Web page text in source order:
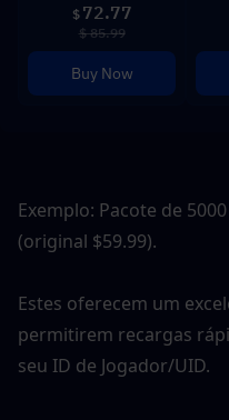
$ 72.77
$ 85.99
Buy Now
Exemplo: Pacote de
(original $59.99).
Estes oferecem um
permitirem recargas
seu ID de Jogador/UID.